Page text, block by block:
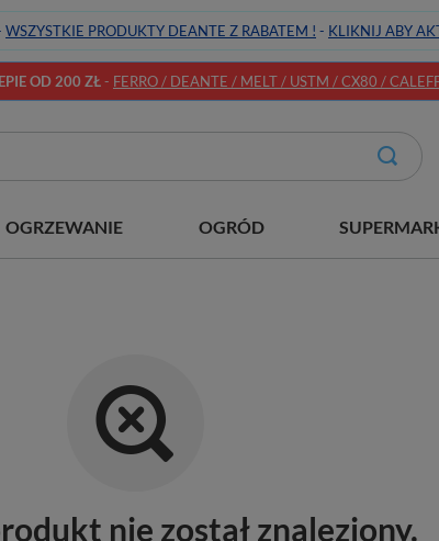
WSZYSTKIE PRODUKTY DEANTE Z RABATEM ! - KLIKNIJ ABY
OD 200 ZŁ- FERRO / DEANTE / MELT / USTM / CX80 /
OGRZEWANIE OGRÓD
nie został znaleziony.